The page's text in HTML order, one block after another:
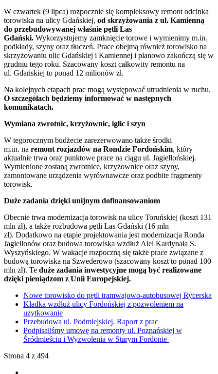
W czwartek (9 lipca) rozpocznie się kompleksowy remont odcinka
torowiska na ulicy Gdańskiej, od skrzyżowania z ul. Kamienną
do przebudowywanej właśnie pętli Las
Gdański. Wykorzystujemy zamknięcie torowe i wymienimy m.in.
podkłady, szyny oraz tłuczeń. Prace obejmą również torowisko na
skrzyżowaniu ulic Gdańskiej i Kamiennej i planowo zakończą się w
grudniu tego roku. Szacowany koszt całkowity remontu na
ul. Gdańskiej to ponad 12 milionów zł.
Na kolejnych etapach prac mogą występować utrudnienia w ruchu.
O szczegółach będziemy informować w następnych
komunikatach.
Wymiana zwrotnic, krzyżownic, iglic i szyn
W tegorocznym budżecie zarezerwowano także środki
m.in. na remont rozjazdów na Rondzie Fordońskim, który
aktualnie trwa oraz punktowe prace na ciągu ul. Jagiellońskiej.
Wymienione zostaną zwrotnice, krzyżownice oraz szyny,
zamontowane urządzenia wyrównawcze oraz podbite fragmenty
torowisk.
Duże zadania dzięki unijnym dofinansowaniom
Obecnie trwa modernizacja torowisk na ulicy Toruńskiej (koszt 131
mln zł), a także rozbudowa pętli Las Gdański (16 mln
zł). Dodatkowo na etapie projektowania jest modernizacja Ronda
Jagiellonów oraz budowa torowiska wzdłuż Alei Kardynała S.
Wyszyńskiego. W wakacje rozpoczną się także prace związane z
budową torowiska na Szwederowo (szacowany koszt to ponad 100
mln zł). Te duże zadania inwestycyjne mogą być realizowane
dzięki pieniądzom z Unii Europejskiej.
Nowe torowisko do pętli tramwajowo-autobusowej Rycerska
Kładka wzdłuż ulicy Fordońskiej z pozwoleniem na
użytkowanie
Przebudowa ul. Podmiejskiej. Raport z prac
Podpisaliśmy umowę na remonty ul. Poznańskiej w
Śródmieściu i Wyzwolenia w Starym Fordonie
Strona 4 z 494